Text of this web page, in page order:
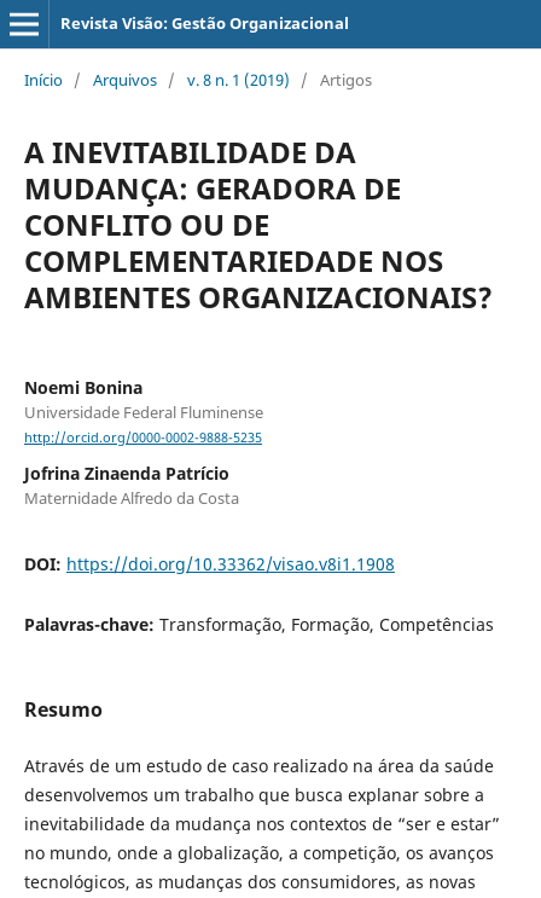
Revista Visão: Gestão Organizacional
Início / Arquivos / v. 8 n. 1 (2019) / Artigos
A INEVITABILIDADE DA
MUDANÇA: GERADORA DE
CONFLITO OU DE
COMPLEMENTARIEDADE NOS
AMBIENTES ORGANIZACIONAIS?
Noemi Bonina
Universidade Federal Fluminense
http://orcid.org/0000-0002-9888-5235
Jofrina Zinaenda Patrício
Maternidade Alfredo da Costa
DOI: https://doi.org/10.33362/visao.v8i1.1908
Palavras-chave: Transformação, Formação, Competências
Resumo
Através de um estudo de caso realizado na área da saúde
desenvolvemos um trabalho que busca explanar sobre a
inevitabilidade da mudança nos contextos de “ser e estar”
no mundo, onde a globalização, a competição, os avanços
tecnológicos, as mudanças dos consumidores, as novas